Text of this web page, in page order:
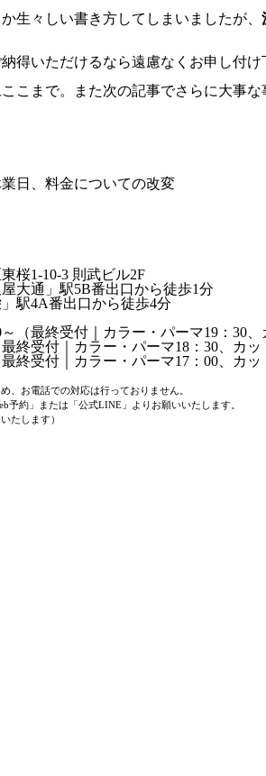
生々しい書き方してしまいましたが、
得いただけるなら遠慮なくお申し付け
こまで。また次の記事でさらに大事な
日、料金についての改変
桜1-10-3 則武ビル2F
大通」駅5B番出口から徒歩1分
駅4A番出口から徒歩4分
（最終受付｜カラー・パーマ19：30、
終受付｜カラー・パーマ18：30、カッ
終受付｜カラー・パーマ17：00、カッ
、お電話での対応は行っておりません。
予約」または「公式LINE」よりお願いいたします。
たします）